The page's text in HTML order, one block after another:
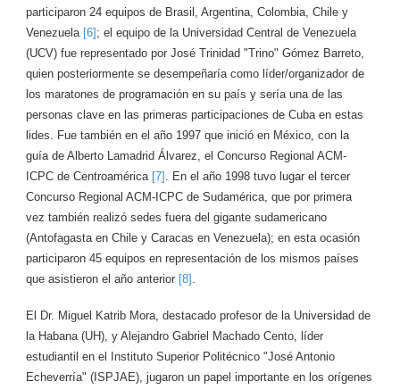
participaron 24 equipos de Brasil, Argentina, Colombia, Chile y
Venezuela [6] ; el equipo de la Universidad Central de Venezuela
(UCV) fue representado por José Trinidad "Trino" Gómez Barreto,
quien posteriormente se desempeñaría como líder/organizador de
los maratones de programación en su país y sería una de las
personas clave en las primeras participaciones de Cuba en estas
lides. Fue también en el año 1997 que inició en México, con la
guía de Alberto Lamadrid Álvarez, el Concurso Regional ACM-
ICPC de Centroamérica [7] . En el año 1998 tuvo lugar el tercer
Concurso Regional ACM-ICPC de Sudamérica, que por primera
vez también realizó sedes fuera del gigante sudamericano
(Antofagasta en Chile y Caracas en Venezuela); en esta ocasión
participaron 45 equipos en representación de los mismos países
que asistieron el año anterior [8] .
El Dr. Miguel Katrib Mora, destacado profesor de la Universidad de
la Habana (UH), y Alejandro Gabriel Machado Cento, líder
estudiantil en el Instituto Superior Politécnico "José Antonio
Echeverría" (ISPJAE), jugaron un papel importante en los orígenes